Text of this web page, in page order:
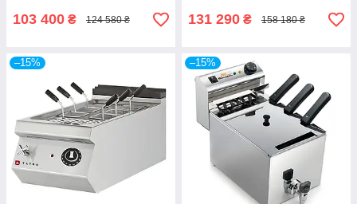
103 400 ₴ 124 580 ₴ 131 290 ₴ 158 180 ₴
–15% –15%